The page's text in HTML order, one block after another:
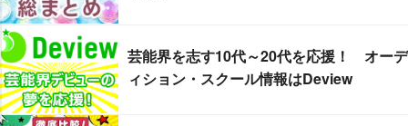
芸能界を志す10代～20代を応援！ オーデ
ィション・スクール情報はDeview